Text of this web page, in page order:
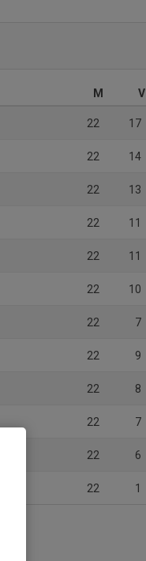
M V
22 17
22 14
22 13
22 11
22 11
22 10
22 7
22 9
22 8
22 7
22 6
22 1